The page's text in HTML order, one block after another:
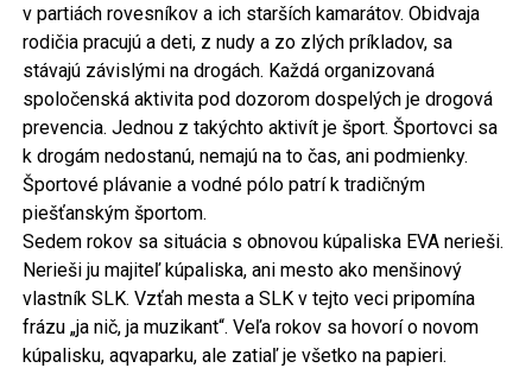
v partiách rovesníkov a ich starších kamarátov. Obidvaja
rodičia pracujú a deti, z nudy a zo zlých príkladov, sa
stávajú závislými na drogách. Každá organizovaná
spoločenská aktivita pod dozorom dospelých je drogová
prevencia. Jednou z takýchto aktivít je šport. Športovci sa
k drogám nedostanú, nemajú na to čas, ani podmienky.
Športové plávanie a vodné pólo patrí k tradičným
piešťanským športom.
Sedem rokov sa situácia s obnovou kúpaliska EVA nerieši.
Nerieši ju majiteľ kúpaliska, ani mesto ako menšinový
vlastník SLK. Vzťah mesta a SLK v tejto veci pripomína
frázu „ja nič, ja muzikant“. Veľa rokov sa hovorí o novom
kúpalisku, aqvaparku, ale zatiaľ je všetko na papieri.